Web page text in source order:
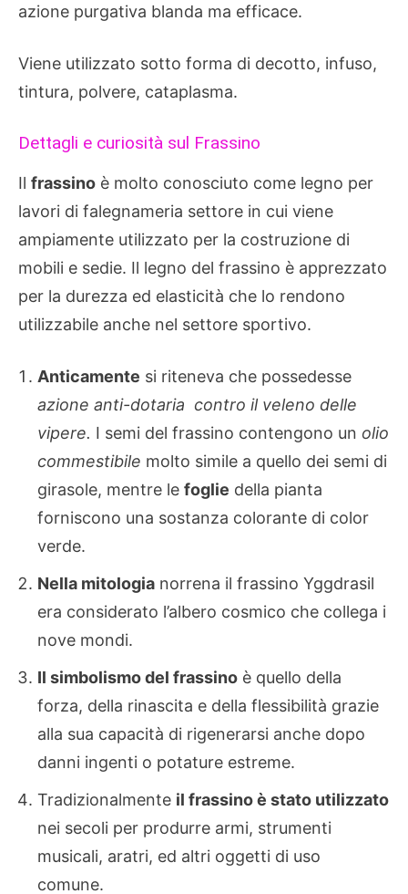
azione purgativa blanda ma efficace.
Viene utilizzato sotto forma di decotto, infuso,
tintura, polvere, cataplasma.
Dettagli e curiosità sul Frassino
Il frassino è molto conosciuto come legno per
lavori di falegnameria settore in cui viene
ampiamente utilizzato per la costruzione di
mobili e sedie. Il legno del frassino è apprezzato
per la durezza ed elasticità che lo rendono
utilizzabile anche nel settore sportivo.
Anticamente si riteneva che possedesse
azione anti-dotaria contro il veleno delle
vipere. I semi del frassino contengono un olio
commestibile molto simile a quello dei semi di
girasole, mentre le foglie della pianta
forniscono una sostanza colorante di color
verde.
Nella mitologia norrena il frassino Yggdrasil
era considerato l’albero cosmico che collega i
nove mondi.
Il simbolismo del frassino è quello della
forza, della rinascita e della flessibilità grazie
alla sua capacità di rigenerarsi anche dopo
danni ingenti o potature estreme.
Tradizionalmente il frassino è stato utilizzato
nei secoli per produrre armi, strumenti
musicali, aratri, ed altri oggetti di uso
comune.